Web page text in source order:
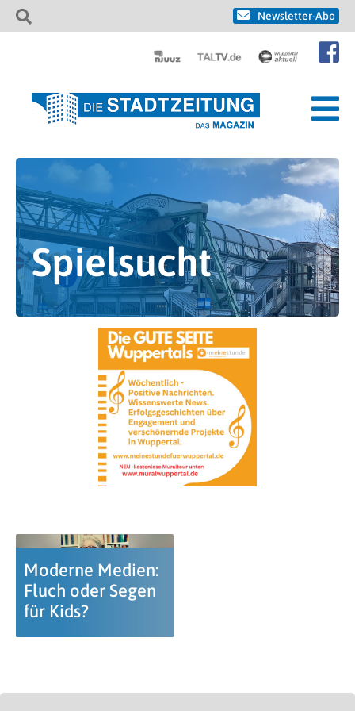
Newsletter-Abo
Spielsucht
Moderne Medien:
Fluch oder Segen
für Kids?